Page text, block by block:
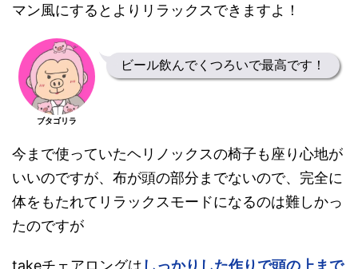
マン風にするとよりリラックスできますよ！
ブタゴリラ
ビール飲んでくつろいで最高です！
今まで使っていたヘリノックスの椅子も座り心地が
いいのですが、布が頭の部分までないので、完全に
体をもたれてリラックスモードになるのは難しかっ
たのですが
takeチェアロングは しっかりした作りで頭の上まで